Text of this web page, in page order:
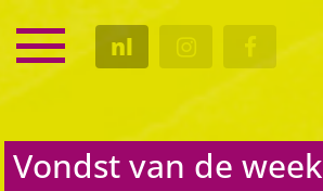
nl
SERVICE
KALENDER
Vondst van de week